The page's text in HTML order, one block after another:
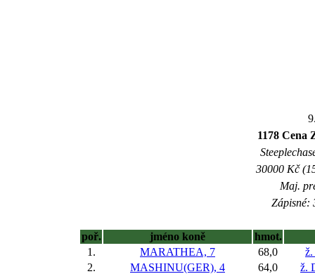
1178
30000 Kč
Maj.
Zápisné:
poř. jméno koně
hmot.
1.
MARATHEA, 7 68,0
ž.
2.
MASHINU(GER), 4 64,0
ž.